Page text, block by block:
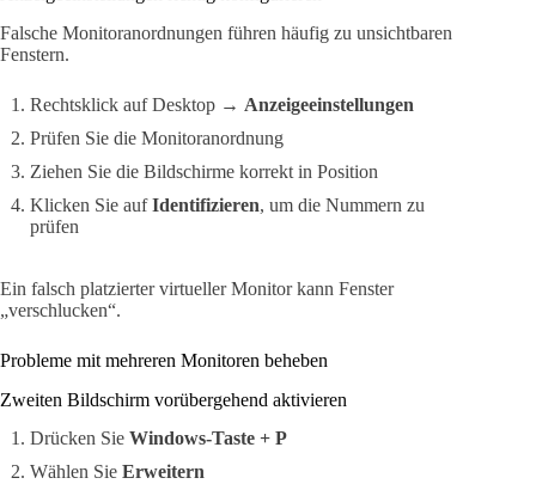
Falsche Monitoranordnungen führen häufig zu unsichtbaren
Fenstern.
Rechtsklick auf Desktop → Anzeigeeinstellungen
Prüfen Sie die Monitoranordnung
Ziehen Sie die Bildschirme korrekt in Position
Klicken Sie aufIdentifizieren, um die Nummern zu
prüfen
Ein falsch platzierter virtueller Monitor kann Fenster
„verschlucken“.
Probleme mit mehreren Monitoren beheben
Zweiten Bildschirm vorübergehend aktivieren
Drücken Sie Windows-Taste + P
Wählen Sie Erweitern